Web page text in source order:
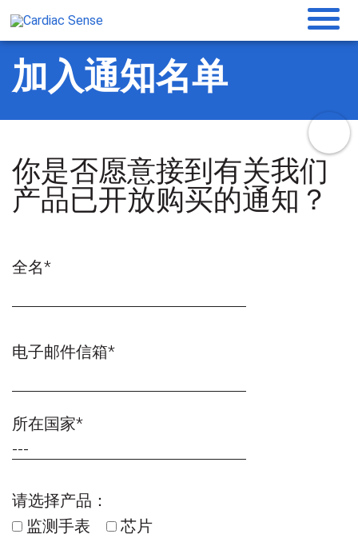
加入通知名单
你是否愿意接到有关我们
产品已开放购买的通知？
全名*
电子邮件信箱*
所在国家*
请选择产品：
监测手表
芯片